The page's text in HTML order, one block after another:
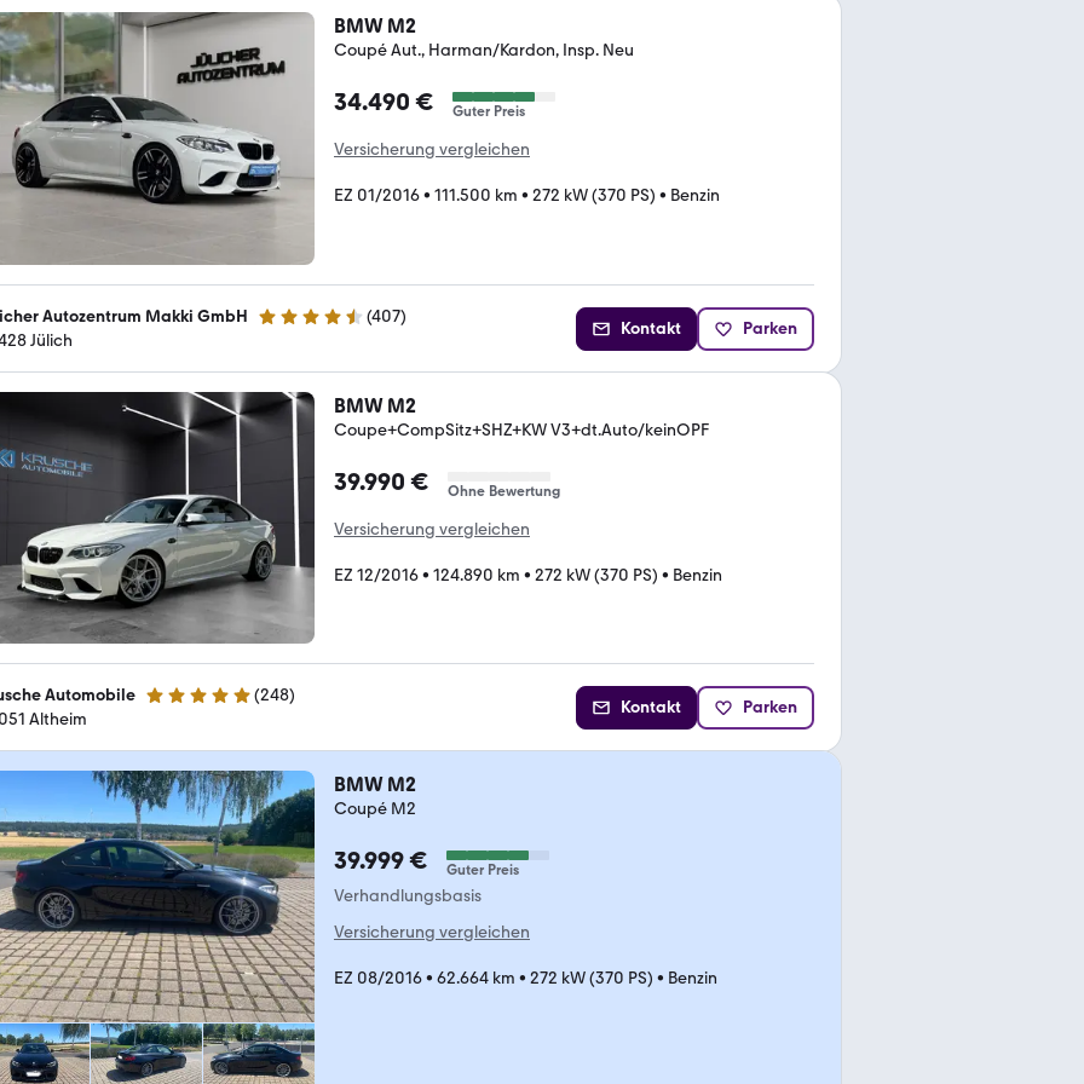
BMW M2
Coupé Aut., Harman/Kardon, Insp. Neu
34.490 € Guter Preis
Versicherung vergleichen
EZ 01/2016• 111.500 km • 272 kW (370 PS) • Benzin
Autozentrum Makki GmbH 4.4 Sterne (407)
Jülich
Kontakt Parken
BMW M2
Coupe+CompSitz+SHZ+KW V3+dt.Auto/keinOPF
39.990 € Ohne Bewertung
Versicherung vergleichen
EZ 12/2016• 124.890 km • 272 kW (370 PS) • Benzin
Automobile 4.9 Sterne (248)
Altheim
Kontakt Parken
BMW M2
Coupé M2
39.999 € Guter Preis
Verhandlungsbasis
Versicherung vergleichen
EZ 08/2016• 62.664 km • 272 kW (370 PS) • Benzin